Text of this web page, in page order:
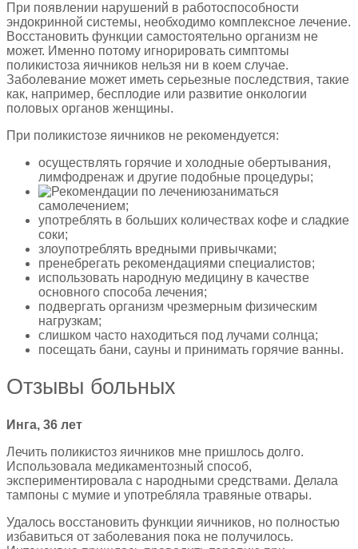
При появлении нарушений в работоспособности
эндокринной системы, необходимо комплексное лечение.
Восстановить функции самостоятельно организм не
может. Именно потому игнорировать симптомы
поликистоза яичников нельзя ни в коем случае.
Заболевание может иметь серьезные последствия, такие
как, например, бесплодие или развитие онкологии
половых органов женщины.
При поликистозе яичников не рекомендуется:
осуществлять горячие и холодные обертывания,
лимфодренаж и другие подобные процедуры;
заниматься
самолечением;
употреблять в больших количествах кофе и сладкие
соки;
злоупотреблять вредными привычками;
пренебрегать рекомендациями специалистов;
использовать народную медицину в качестве
основного способа лечения;
подвергать организм чрезмерным физическим
нагрузкам;
слишком часто находиться под лучами солнца;
посещать бани, сауны и принимать горячие ванны.
Отзывы больных
Инга, 36 лет
Лечить поликистоз яичников мне пришлось долго.
Использовала медикаментозный способ,
экспериментировала с народными средствами. Делала
тампоны с мумие и употребляла травяные отвары.
Удалось восстановить функции яичников, но полностью
избавиться от заболевания пока не получилось.